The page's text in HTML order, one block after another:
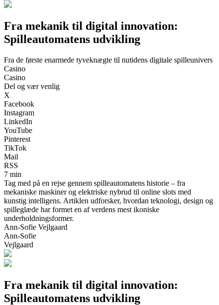
Fra mekanik til digital innovation:
Spilleautomatens udvikling
Fra de første enarmede tyveknægte til nutidens digitale spilleunivers
Casino
Casino
Del og vær venlig
X
Facebook
Instagram
LinkedIn
YouTube
Pinterest
TikTok
Mail
RSS
7 min
Tag med på en rejse gennem spilleautomatens historie – fra
mekaniske maskiner og elektriske nybrud til online slots med
kunstig intelligens. Artiklen udforsker, hvordan teknologi, design og
spilleglæde har formet en af verdens mest ikoniske
underholdningsformer.
Ann-Sofie Vejlgaard
Ann-Sofie
Vejlgaard
Fra mekanik til digital innovation:
Spilleautomatens udvikling